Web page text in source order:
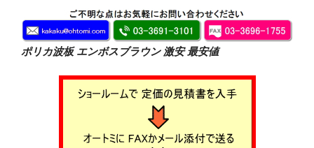
ポリカ波板 エンボスブラウン 激安 最安値